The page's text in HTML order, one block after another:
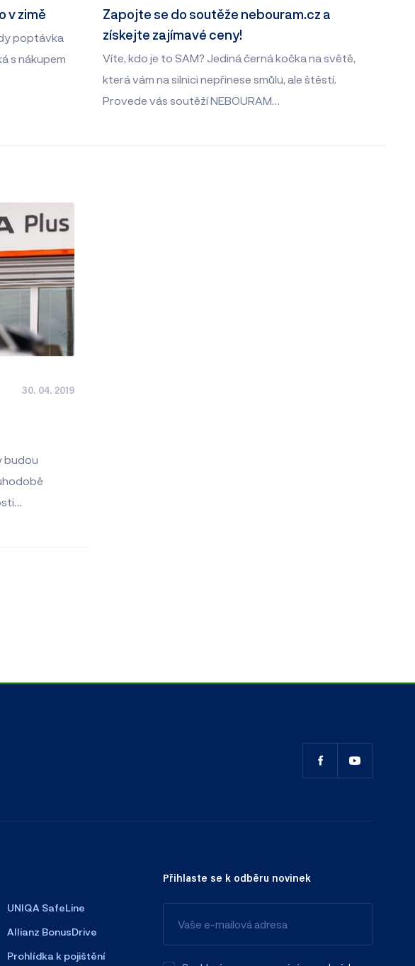
v zimě
poptávka
s nákupem
Zapojte se do soutěže nebouram.cz a
získejte zajímavé ceny!
Víte, kdo je to SAM? Jediná černá kočka na světě,
která vám na silnici nepřinese smůlu, ale štěstí.
Provede vás soutěží NEBOURAM…
30. 04. 2019
budou
UNIQA SafeLine
Allianz BonusDrive
Prohlídka k pojištění
Přihlaste se k odběru novinek